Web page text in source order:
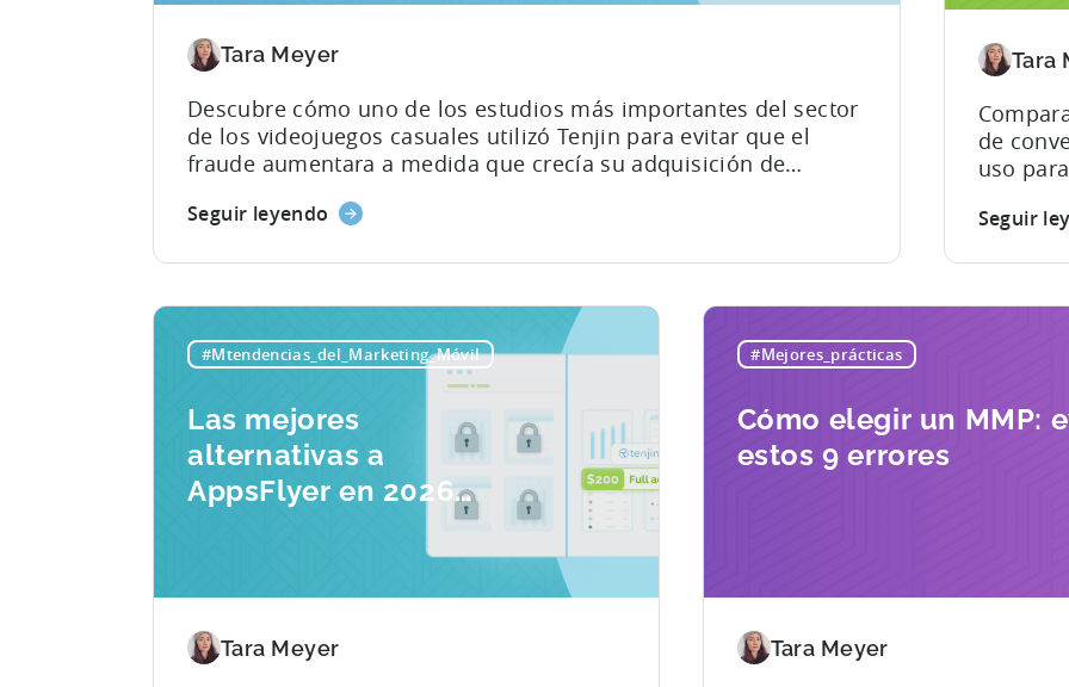
Tara Meyer
Descubre cómo uno de los estudios más importantes del sector
de los videojuegos casuales utilizó Tenjin para evitar que el
fraude aumentara a medida que crecía su adquisición de
de múltiples redes y zonas geográficas puede resultar
acumulación de solicitudes de reembolso, la situación puede
Seguir leyendo
Tara
de
uso
sobre Tenjin. Tenjin
de
están
Seguir
#Mtendencias_del_Marketing_Móvil
Las mejores
alternativas a
AppsFlyer en 2026:
Tara Meyer
#Mejores_prácticas
Cómo elegir un MMP:
estos 9 errores
Tara Meyer